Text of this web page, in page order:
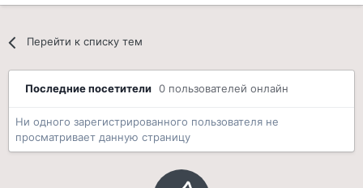
Перейти к списку тем
Последние посетители 0 пользователей онлайн
Ни одного зарегистрированного пользователя не
просматривает данную страницу